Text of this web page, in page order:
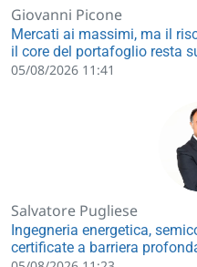
Giovanni Picone
Mercati ai massimi, ma il
il core del portafoglio resta
05/08/2026 11:41
Salvatore Pugliese
Ingegneria energetica,
certificate a barriera